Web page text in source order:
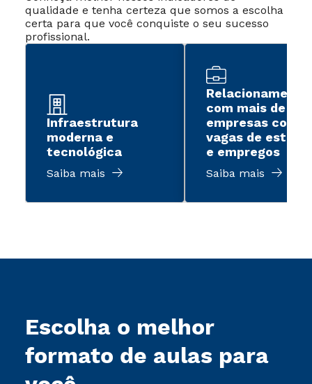
qualidade e tenha certeza que somos a escolha
certa para que você conquiste o seu sucesso
profissional.
Infraestrutura
moderna e
tecnológica
Saiba mais
Relacionamento
com mais de 2
empresas com
vagas de estágio
e empregos
Saiba mais
Escolha o melhor
formato de aulas para